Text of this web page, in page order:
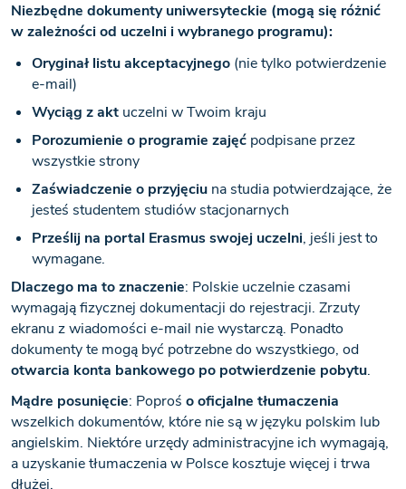
Niezbędne dokumenty uniwersyteckie (mogą się różnić
w zależności od uczelni i wybranego programu):
Oryginał listu akceptacyjnego (nie tylko potwierdzenie
e-mail)
Wyciąg z akt uczelni w Twoim kraju
Porozumienie o programie zajęć podpisane przez
wszystkie strony
Zaświadczenie o przyjęciu na studia potwierdzające, że
jesteś studentem studiów stacjonarnych
Prześlij na portal Erasmus swojej uczelni, jeśli jest to
wymagane.
Dlaczego ma to znaczenie: Polskie uczelnie czasami
wymagają fizycznej dokumentacji do rejestracji. Zrzuty
ekranu z wiadomości e-mail nie wystarczą. Ponadto
dokumenty te mogą być potrzebne do wszystkiego, od
otwarcia konta bankowego po potwierdzenie pobytu.
Mądre posunięcie: Poproś o oficjalne tłumaczenia
wszelkich dokumentów, które nie są w języku polskim lub
angielskim. Niektóre urzędy administracyjne ich wymagają,
a uzyskanie tłumaczenia w Polsce kosztuje więcej i trwa
dłużej.